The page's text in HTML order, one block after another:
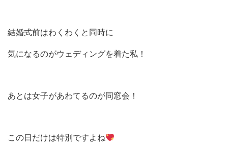
結婚式前はわくわくと同時に
気になるのがウェディングを着た私！
あとは女子があわてるのが同窓会！
この日だけは特別ですよね